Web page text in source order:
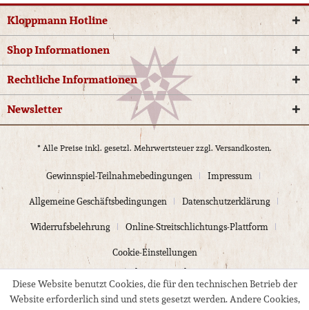
Kloppmann Hotline
Shop Informationen
Rechtliche Informationen
Newsletter
* Alle Preise inkl. gesetzl. Mehrwertsteuer zzgl. Versandkosten.
Gewinnspiel-Teilnahmebedingungen
Impressum
Allgemeine Geschäftsbedingungen
Datenschutzerklärung
Widerrufsbelehrung
Online-Streitschlichtungs-Plattform
Cookie-Einstellungen
© 2024 Kloppmann Electrics
Diese Website benutzt Cookies, die für den technischen Betrieb der
Website erforderlich sind und stets gesetzt werden. Andere Cookies,